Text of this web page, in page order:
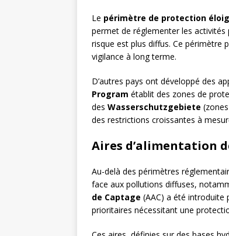
Le périmètre de protection
permet de réglementer les activités
risque est plus diffus. Ce périmètre
vigilance à long terme.
D’autres pays ont développé des
Program établit des zones de
des Wasserschutzgebiete
des restrictions croissantes à
Aires d’alimentation
Au-delà des périmètres
face aux pollutions diffuses,
de Captage (AAC) a été introduite
prioritaires nécessitant une